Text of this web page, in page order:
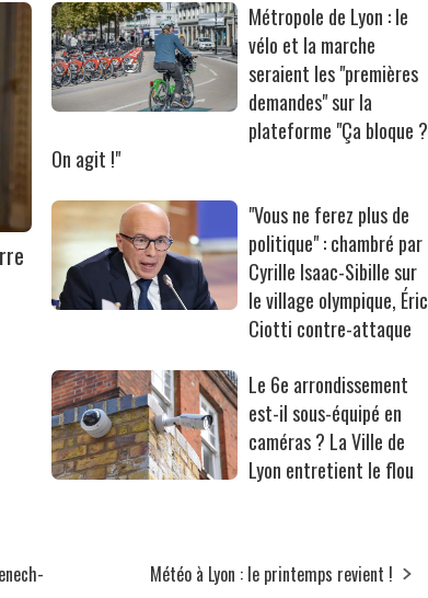
Métropole de Lyon : le
vélo et la marche
seraient les "premières
demandes" sur la
plateforme "Ça bloque ?
On agit !"
"Vous ne ferez plus de
politique" : chambré par
Cyrille Isaac-Sibille sur
le village olympique, Éric
Ciotti contre-attaque
Le 6e arrondissement
est-il sous-équipé en
caméras ? La Ville de
Lyon entretient le flou
Météo à Lyon : le printemps revient !